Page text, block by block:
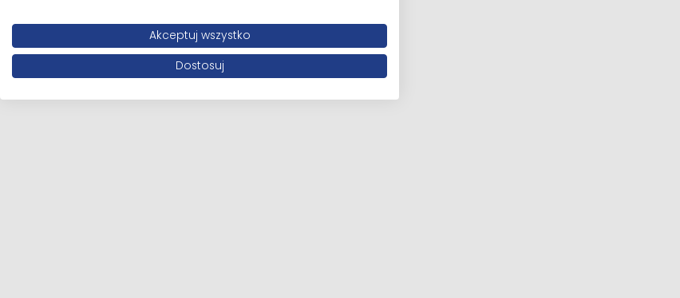
Akceptuj wszystko
Dostosuj